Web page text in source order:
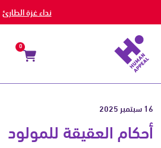
نداء غزة الطارئ
0
16 سبتمبر 2025
أحكام العقيقة للمولود